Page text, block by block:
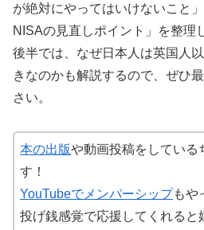
が絶対にやってはいけないこと
NISAの見直しポイント」を整理
後半では、なぜ日本人は英国人
きなのかも解説するので、ぜひ
さい。
本の出版や動画投稿をしている
す！
YouTubeでメンバーシップもや
投げ銭感覚で応援してくれると